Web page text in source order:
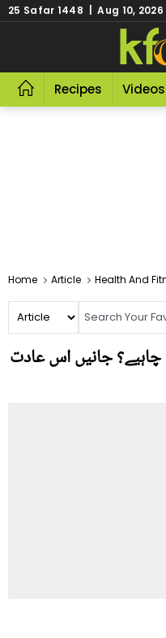
25 Safar 1448 | Aug 10, 2026
Recipes Videos
Home Article Health And
چاہیے؟ جانیں اس عادت